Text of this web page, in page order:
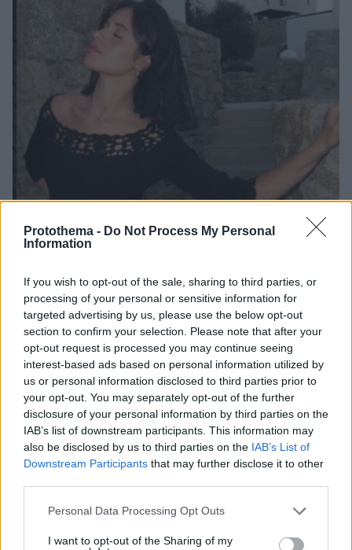
Protothema - Do Not Process My Personal
Information
If you wish to opt-out of the sale, sharing to third parties, or
processing of your personal or sensitive information for
targeted advertising by us, please use the below opt-out
section to confirm your selection. Please note that after your
opt-out request is processed you may continue seeing
interest-based ads based on personal information utilized by
us or personal information disclosed to third parties prior to
your opt-out. You may separately opt-out of the further
disclosure of your personal information by third parties on the
IAB’s list of downstream participants. This information may
also be disclosed by us to third parties on the IAB’s List of
Downstream Participants that may further disclose it to other
Please note that this website/app uses one or more Google
not limited to your visit or usage behaviour. You may click to
Personal Data Processing Opt Outs
I want to opt-out of the Sharing of my
Η Καμίλα Καμπέγιο ανέβασε νέες φωτογραφίες
από τις διακοπές της στην Ελλάδα
05.08.2026, 08:25
Φτάνει αύριο στην Ελλάδα η 46χρονη
που κατηγορείται για τη Marfin - Πάει
στον εισαγγελέα την Παρασκευή
05.08.2026, 19:01 26
Γαλλική σφραγίδα στο καλώδιο